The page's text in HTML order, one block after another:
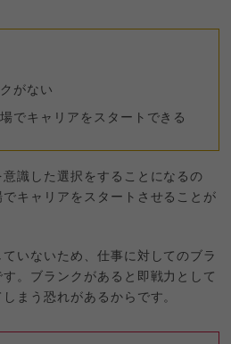
がない
でキャリアをスタートできる
識した選択をすることになるの
キャリアをスタートさせることが
いないため、仕事に対してのブラ
。ブランクがあると即戦力として
まう恐れがあるからです。